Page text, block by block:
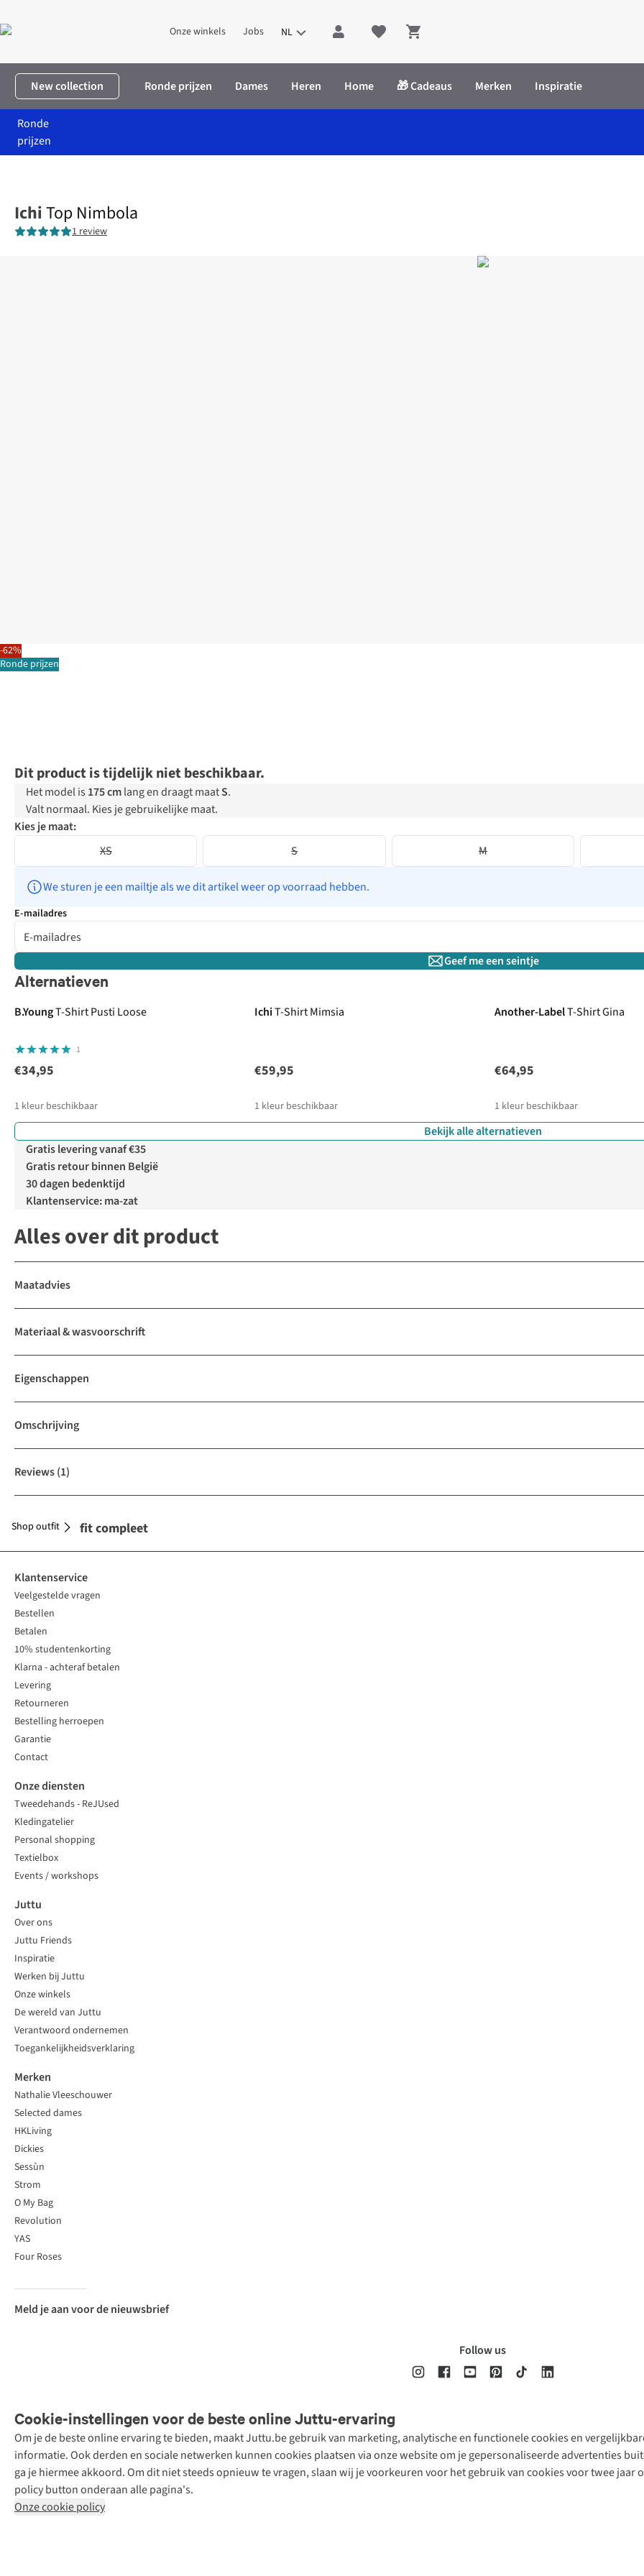
Onze winkels Jobs NL Shopping cart
New collection Ronde prijzen Dames Heren Home 🎁 Cadeaus Merken Inspiratie
Ronde
prijzen
-62%
Ronde prijzen
IchiTop Nimbola
1 review
Dit product is tijdelijk niet beschikbaar.
Het model is 175 cmlang en draagt maatS.
Valt normaal. Kies je gebruikelijke maat.
Kies je maat:
XS
S M
We sturen je een mailtje als we dit artikel weer op voorraad hebben.
E-mailadres
Geef me een seintje
Alternatieven
B.YoungT-Shirt Pusti Loose
1
€34,95
1 kleur beschikbaar
IchiT-Shirt Mimsia
€59,95
1 kleur beschikbaar
Another-LabelT-Shirt Gina
€64,95
1 kleur beschikbaar
Bekijk alle alternatieven
Gratis levering vanaf €35
Gratis retour binnen België
30 dagen bedenktijd
Klantenservice: ma-zat
Alles over dit product
Maatadvies
Materiaal & wasvoorschrift
Eigenschappen
Omschrijving
Reviews(1)
Maak je outfit compleet
Shop outfit
Cookie-instellingen voor de beste online Juttu-ervaring
Om je de beste online ervaring te bieden, maakt Juttu.be gebruik van marketing, analytische en functionele cookies en
informatie. Ook derden en sociale netwerken kunnen cookies plaatsen via onze website om je gepersonaliseerde advertenties
ga je hiermee akkoord. Om dit niet steeds opnieuw te vragen, slaan wij je voorkeuren voor het gebruik van cookies voor twee
policy button onderaan alle pagina's.
Onze cookie policy
Klantenservice
Veelgestelde vragen
Bestellen
Betalen
10% studentenkorting
Klarna - achteraf betalen
Levering
Retourneren
Bestelling herroepen
Garantie
Contact
Onze diensten
Tweedehands - ReJUsed
Kledingatelier
Personal shopping
Textielbox
Events / workshops
Juttu
Over ons
Juttu Friends
Inspiratie
Werken bij Juttu
Onze winkels
De wereld van Juttu
Verantwoord ondernemen
Toegankelijkheidsverklaring
Merken
Nathalie Vleeschouwer
Selected dames
HKLiving
Dickies
Sessùn
Strom
O My Bag
Revolution
YAS
Four Roses
Meld je aan voor de nieuwsbrief
Follow us
Disclaimer Privacy Policy
Retail Concepts
N.V.,
Smallandlaan
9, 2660